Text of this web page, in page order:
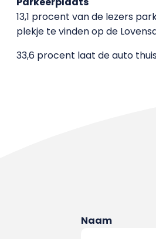
13,1 procent van de lezers
plekje te vinden op de
33,6 procent laat de auto
Naam